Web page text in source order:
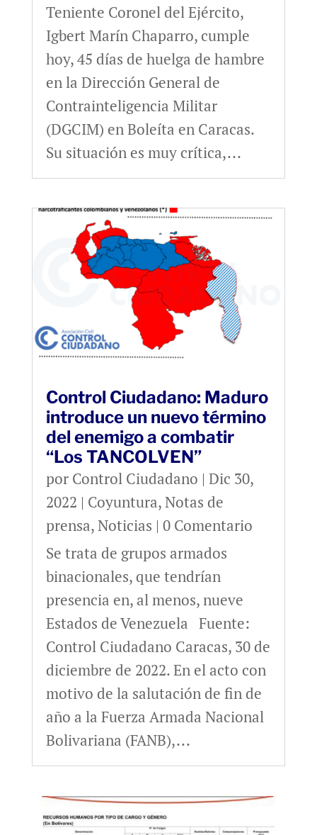
Teniente Coronel del Ejército,
Igbert Marín Chaparro, cumple
hoy, 45 días de huelga de hambre
en la Dirección General de
Contrainteligencia Militar
(DGCIM) en Boleíta en Caracas.
Su situación es muy crítica,...
Control Ciudadano: Maduro
introduce un nuevo término
del enemigo a combatir
“Los TANCOLVEN”
por Control Ciudadano | Dic 30,
2022 | Coyuntura,Notas de
prensa,Noticias | 0 Comentario
Se trata de grupos armados
binacionales, que tendrían
presencia en, al menos, nueve
Estados de Venezuela Fuente:
Control Ciudadano Caracas, 30 de
diciembre de 2022. En el acto con
motivo de la salutación de fin de
año a la Fuerza Armada Nacional
Bolivariana (FANB),...